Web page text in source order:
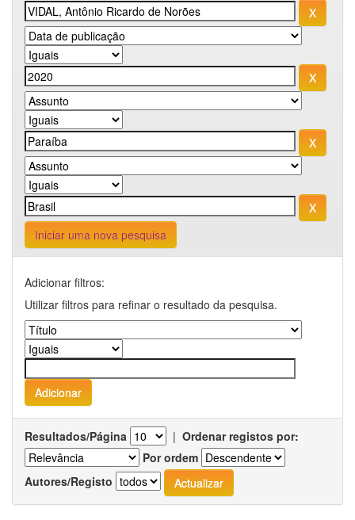
Iniciar uma nova pesquisa
Adicionar filtros:
Utilizar filtros para refinar o resultado da pesquisa.
Resultados/Página | Ordenar registos por:
Por ordem
Autores/Registo